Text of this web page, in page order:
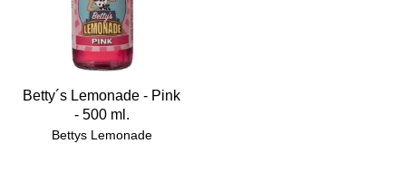
Betty´s Lemonade - Pink
- 500 ml.
Bettys Lemonade